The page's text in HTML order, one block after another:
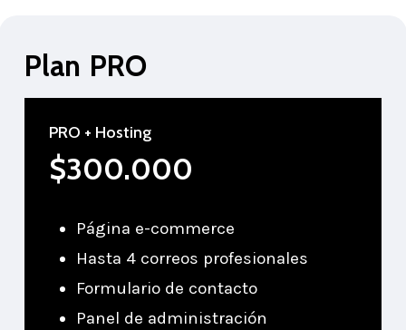
Plan PRO
PRO + Hosting
$300.000
Página e-commerce
Hasta 4 correos profesionales
Formulario de contacto
Panel de administración